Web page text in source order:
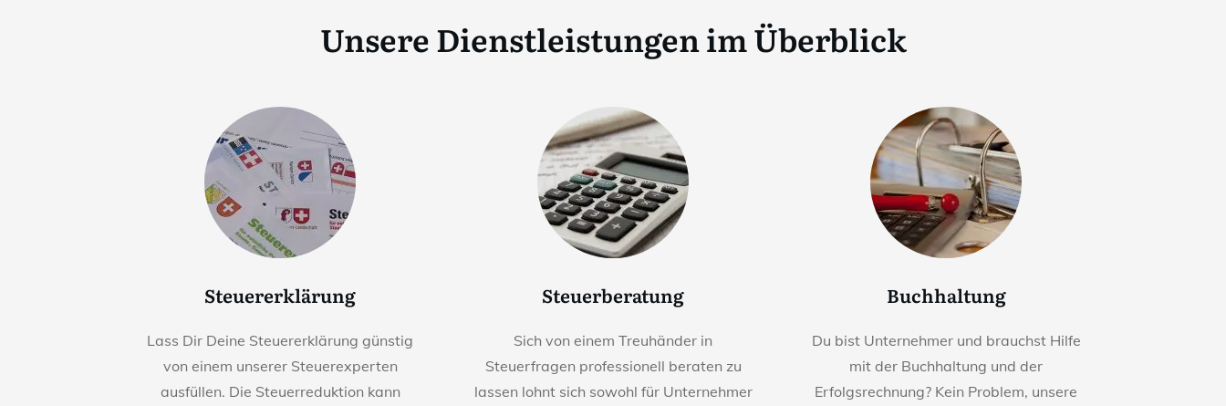
Unsere Dienstleistungen im Überblick
Steuererklärung
Lass Dir Deine Steuererklärung günstig
von einem unserer Steuerexperten
ausfüllen. Die Steuerreduktion kann
Steuerberatung
Sich von einem Treuhänder in
Steuerfragen professionell beraten zu
lassen lohnt sich sowohl für Unternehmer
Buchhaltung
Du bist Unternehmer und brauchst Hilfe
mit der Buchhaltung und der
Erfolgsrechnung? Kein Problem, unsere